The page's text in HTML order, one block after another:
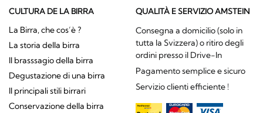
CULTURA DE LA BIRRA
La Birra, che cos’è ?
La storia della birra
Il brasssagio della birra
Degustazione di una birra
Il principali stili birrari
Conservazione della birra
QUALITÀ E SERVIZIO AMSTEIN
Consegna a domicilio (solo in
tutta la Svizzera) o ritiro degli
ordini presso il Drive-In
Pagamento semplice e sicuro
Servizio clienti efficiente !